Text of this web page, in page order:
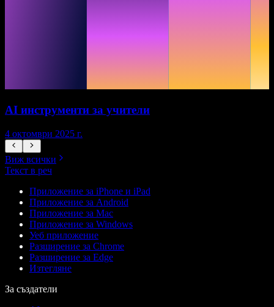
AI инструменти за учители
4 октомври 2025 г.
Виж всички
Текст в реч
Приложение за iPhone и iPad
Приложение за Android
Приложение за Mac
Приложение за Windows
Уеб приложение
Разширение за Chrome
Разширение за Edge
Изтегляне
За създатели